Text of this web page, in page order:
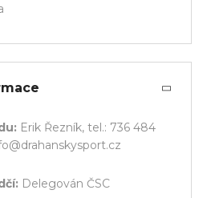
Erik Řezník, tel.: 736 484
Delegován ČSC